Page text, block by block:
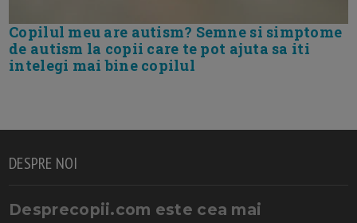
Copilul meu are autism? Semne si simptome
de autism la copii care te pot ajuta sa iti
intelegi mai bine copilul
DESPRE NOI
Desprecopii.com este cea mai